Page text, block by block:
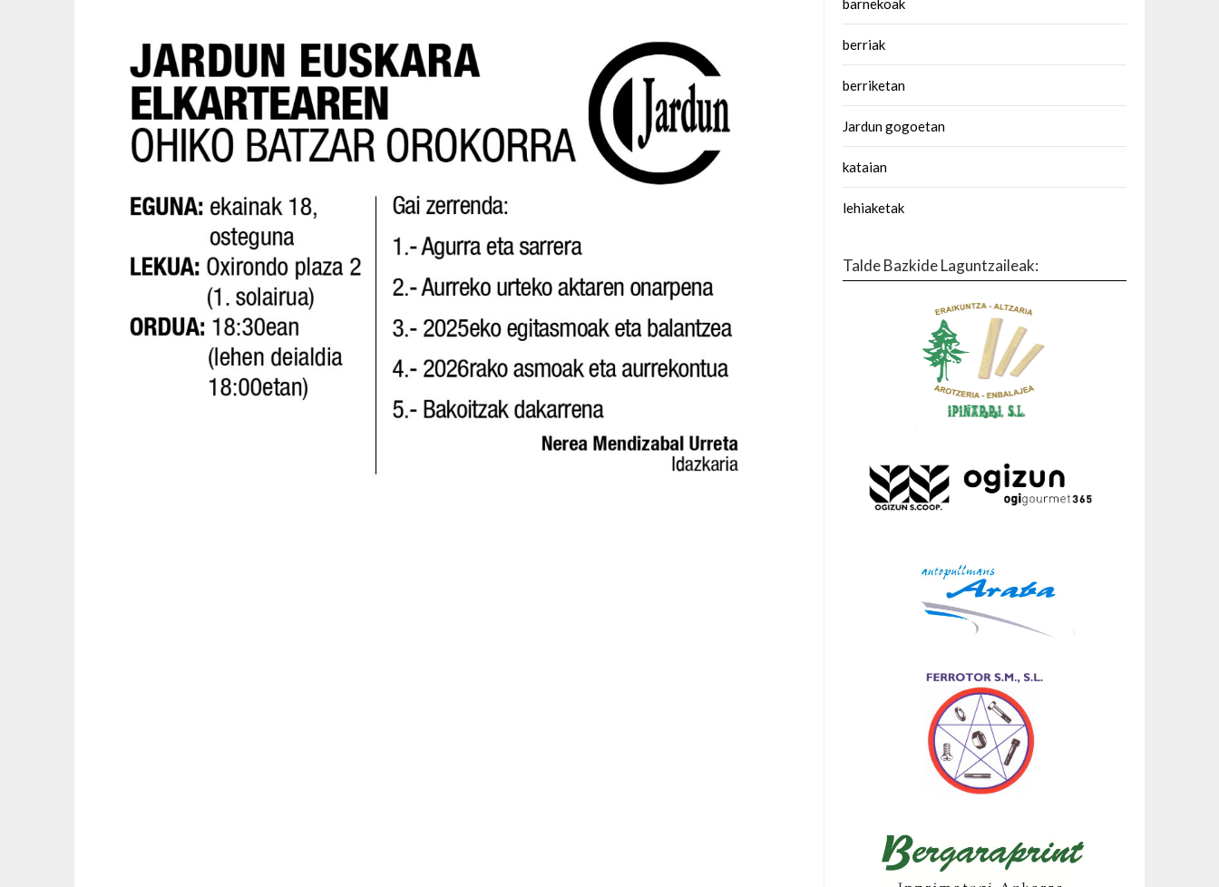
barnekoak
berriak
berriketan
Jardun gogoetan
kataian
lehiaketak
Talde Bazkide Laguntzaileak: